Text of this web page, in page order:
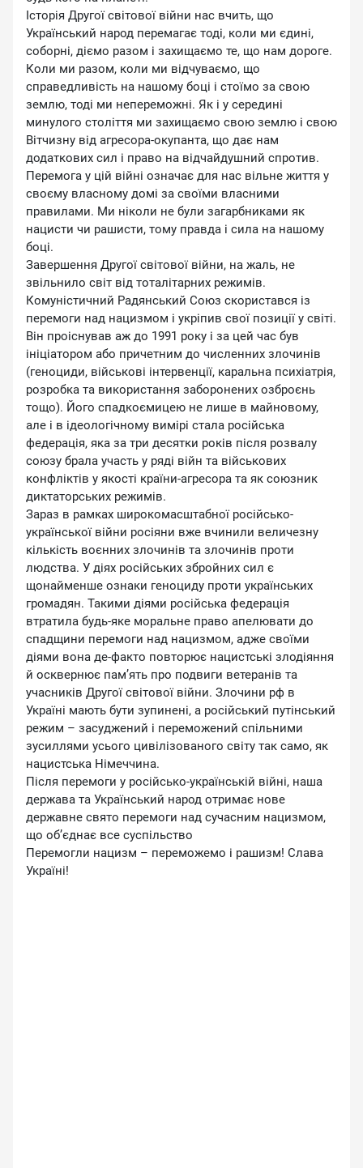
Історія Другої світової війни нас вчить, що
Український народ перемагає тоді, коли ми єдині,
соборні, діємо разом і захищаємо те, що нам дороге.
Коли ми разом, коли ми відчуваємо, що
справедливість на нашому боці і стоїмо за свою
землю, тоді ми непереможні. Як і у середині
минулого століття ми захищаємо свою землю і свою
Вітчизну від агресора-окупанта, що дає нам
додаткових сил і право на відчайдушний спротив.
Перемога у цій війні означає для нас вільне життя у
своєму власному домі за своїми власними
правилами. Ми ніколи не були загарбниками як
нацисти чи рашисти, тому правда і сила на нашому
боці.
Завершення Другої світової війни, на жаль, не
звільнило світ від тоталітарних режимів.
Комуністичний Радянський Союз скористався із
перемоги над нацизмом і укріпив свої позиції у світі.
Він проіснував аж до 1991 року і за цей час був
ініціатором або причетним до численних злочинів
(геноциди, військові інтервенції, каральна психіатрія,
розробка та використання заборонених озброєнь
тощо). Його спадкоємицею не лише в майновому,
але і в ідеологічному вимірі стала російська
федерація, яка за три десятки років після розвалу
союзу брала участь у ряді війн та військових
конфліктів у якості країни-агресора та як союзник
диктаторських режимів.
Зараз в рамках широкомасштабної російсько-
української війни росіяни вже вчинили величезну
кількість воєнних злочинів та злочинів проти
людства. У діях російських збройних сил є
щонайменше ознаки геноциду проти українських
громадян. Такими діями російська федерація
втратила будь-яке моральне право апелювати до
спадщини перемоги над нацизмом, адже своїми
діями вона де-факто повторює нацистські злодіяння
й осквернює пам’ять про подвиги ветеранів та
учасників Другої світової війни. Злочини рф в
Україні мають бути зупинені, а російський путінський
режим – засуджений і переможений спільними
зусиллями усього цивілізованого світу так само, як
нацистська Німеччина.
Після перемоги у російсько-українській війні, наша
держава та Український народ отримає нове
державне свято перемоги над сучасним нацизмом,
що об’єднає все суспільство
Перемогли нацизм – переможемо і рашизм! Слава
Україні!